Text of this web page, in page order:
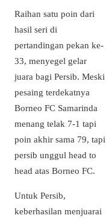
Raihan satu poin dari
hasil seri di
pertandingan pekan ke-
33, menyegel gelar
juara bagi Persib. Meski
pesaing terdekatnya
Borneo FC Samarinda
menang telak 7-1 tapi
poin akhir sama 79, tapi
persib unggul head to
head atas Borneo FC.
Untuk Persib,
keberhasilan menjuarai